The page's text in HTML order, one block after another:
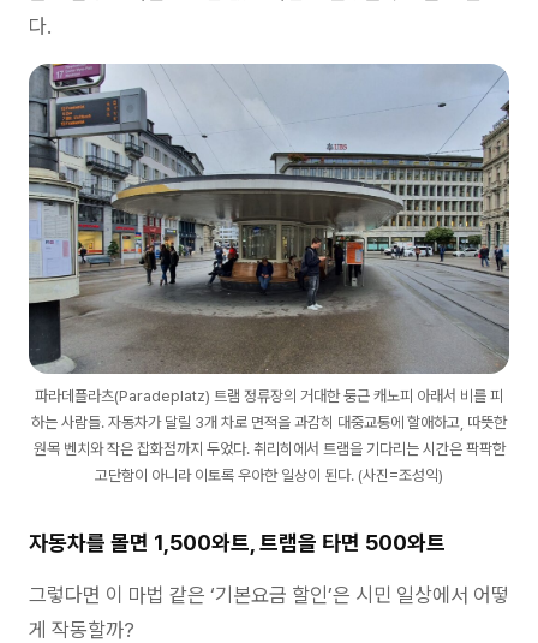
다.
파라데플라츠(Paradeplatz) 트램 정류장의 거대한 둥근 캐노피 아래서 비를 피
하는 사람들. 자동차가 달릴 3개 차로 면적을 과감히 대중교통에 할애하고, 따뜻한
원목 벤치와 작은 잡화점까지 두었다. 취리히에서 트램을 기다리는 시간은 팍팍한
고단함이 아니라 이토록 우아한 일상이 된다. (사진=조성익)
자동차를 몰면 1,500와트, 트램을 타면 500와트
그렇다면 이 마법 같은 ‘기본요금 할인’은 시민 일상에서 어떻
게 작동할까?